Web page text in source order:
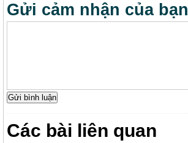
Gửi cảm nhận của bạn
Các bài liên quan